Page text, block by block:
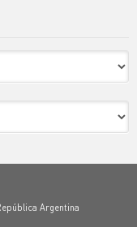
Argentina